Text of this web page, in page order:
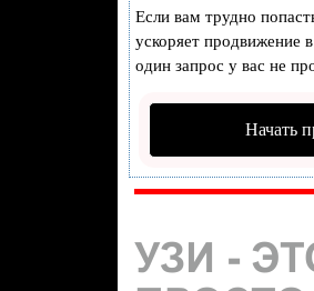
Если вам трудно
ускоряет продвижение
один запрос у вас не
Начать